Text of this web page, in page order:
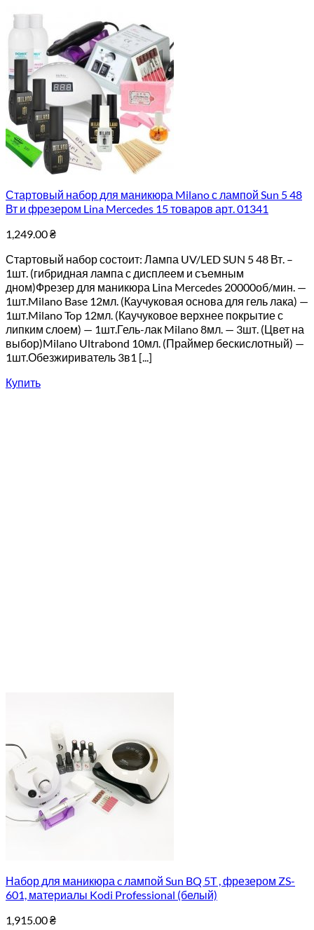
Стартовый набор для маникюра Milano с лампой Sun 5 48
Вт и фрезером Lina Mercedes 15 товаров арт. 01341
1,249.00₴
Стартовый набор состоит: Лампа UV/LED SUN 5 48 Вт. –
1шт. (гибридная лампа с дисплеем и съемным
дном)Фрезер для маникюра Lina Mercedes 20000об/мин. —
1шт.Milano Base 12мл. (Каучуковая основа для гель лака) —
1шт.Milano Top 12мл. (Каучуковое верхнее покрытие с
липким слоем) — 1шт.Гель-лак Milano 8мл. — 3шт. (Цвет на
выбор)Milano Ultrabond 10мл. (Праймер бескислотный) —
1шт.Обезжириватель 3в1 [...]
Купить
Набор для маникюра c лампой Sun BQ 5T , фрезером ZS-
601, материалы Kodi Professional (белый)
1,915.00₴